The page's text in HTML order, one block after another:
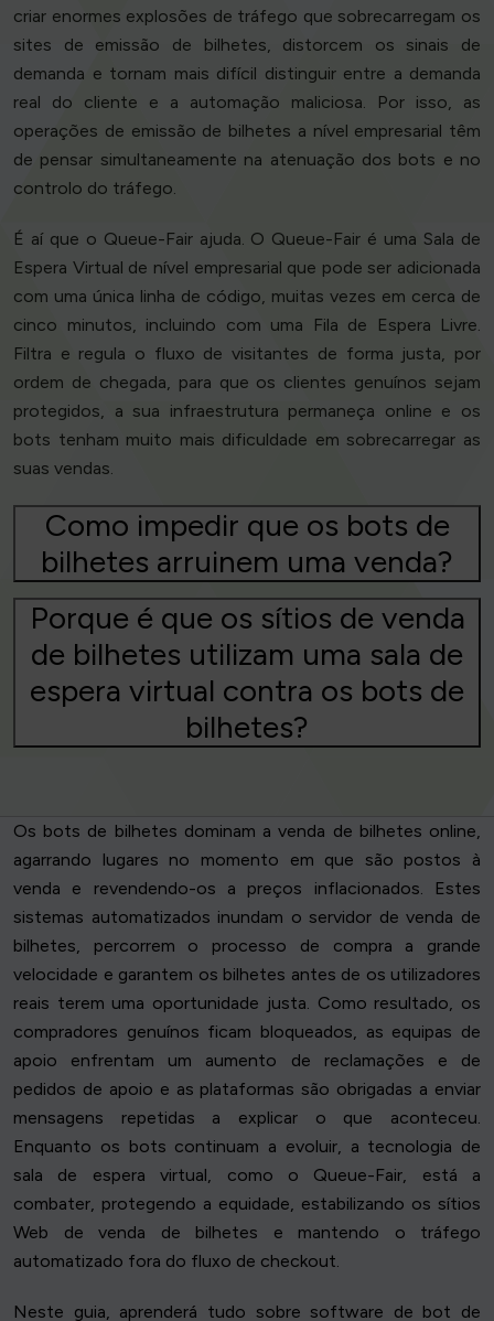
criar enormes explosões de tráfego que sobrecarregam os
sites de emissão de bilhetes, distorcem os sinais de
demanda e tornam mais difícil distinguir entre a demanda
real do cliente e a automação maliciosa. Por isso, as
operações de emissão de bilhetes a nível empresarial têm
de pensar simultaneamente na atenuação dos bots e no
controlo do tráfego.
É aí que o Queue-Fair ajuda. O Queue-Fair é uma Sala de
Espera Virtual de nível empresarial que pode ser adicionada
com uma única linha de código, muitas vezes em cerca de
cinco minutos, incluindo com uma Fila de Espera Livre.
Filtra e regula o fluxo de visitantes de forma justa, por
ordem de chegada, para que os clientes genuínos sejam
protegidos, a sua infraestrutura permaneça online e os
bots tenham muito mais dificuldade em sobrecarregar as
suas vendas.
Como impedir que os bots de
bilhetes arruinem uma venda?
Porque é que os sítios de venda
de bilhetes utilizam uma sala de
espera virtual contra os bots de
bilhetes?
Os bots de bilhetes dominam a venda de bilhetes online,
agarrando lugares no momento em que são postos à
venda e revendendo-os a preços inflacionados. Estes
sistemas automatizados inundam o servidor de venda de
bilhetes, percorrem o processo de compra a grande
velocidade e garantem os bilhetes antes de os utilizadores
reais terem uma oportunidade justa. Como resultado, os
compradores genuínos ficam bloqueados, as equipas de
apoio enfrentam um aumento de reclamações e de
pedidos de apoio e as plataformas são obrigadas a enviar
mensagens repetidas a explicar o que aconteceu.
Enquanto os bots continuam a evoluir, a tecnologia de
sala de espera virtual, como o Queue-Fair, está a
combater, protegendo a equidade, estabilizando os sítios
Web de venda de bilhetes e mantendo o tráfego
automatizado fora do fluxo de checkout.
Neste guia, aprenderá tudo sobre software de bot de